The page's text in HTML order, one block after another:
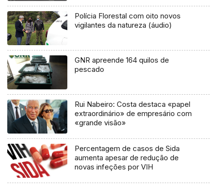
Polícia Florestal com oito novos
vigilantes da natureza (áudio)
GNR apreende 164 quilos de
pescado
Rui Nabeiro: Costa destaca «papel
extraordinário» de empresário com
«grande visão»
Percentagem de casos de Sida
aumenta apesar de redução de
novas infeções por VIH